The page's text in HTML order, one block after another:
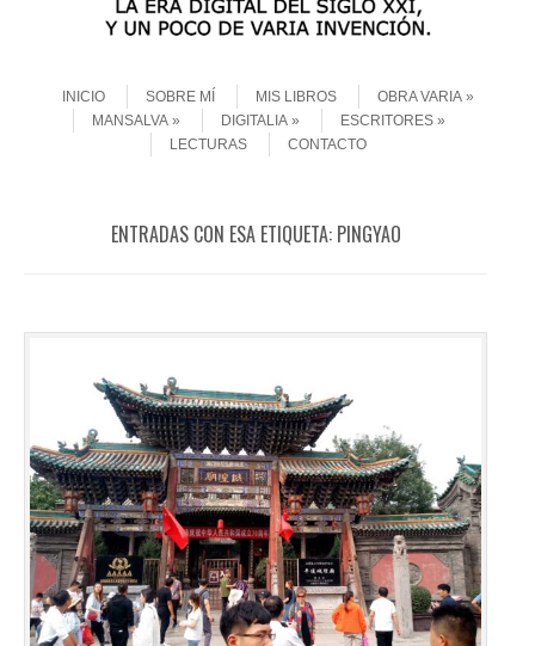
MenuINICIO
SOBRE MÍ MIS LIBROS
OBRA VARIA
MANSALVA
DIGITALIA
ESCRITORES
LECTURAS
CONTACTO
ENTRADAS CON ESA ETIQUETA: PINGYAO